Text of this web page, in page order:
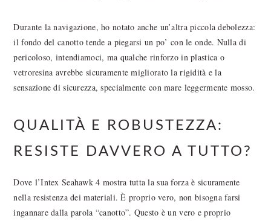
Durante la navigazione, ho notato anche un’altra piccola debolezza:
il fondo del canotto tende a piegarsi un po’ con le onde. Nulla di
pericoloso, intendiamoci, ma qualche rinforzo in plastica o
vetroresina avrebbe sicuramente migliorato la rigidità e la
sensazione di sicurezza, specialmente con mare leggermente mosso.
QUALITÀ E ROBUSTEZZA:
RESISTE DAVVERO A TUTTO?
Dove l’Intex Seahawk 4 mostra tutta la sua forza è sicuramente
nella resistenza dei materiali. È proprio vero, non bisogna farsi
ingannare dalla parola “canotto”. Questo è un vero e proprio